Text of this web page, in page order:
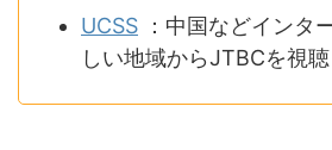
UCSS
：中国などインタ
しい地域からJTBCを視